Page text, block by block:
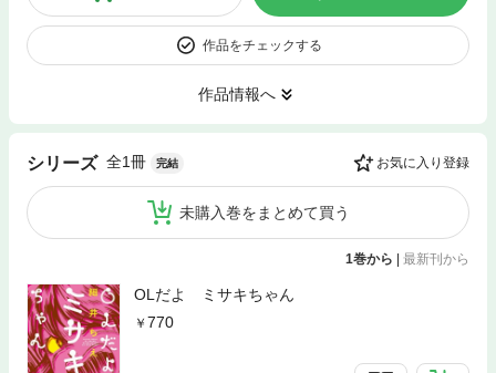
作品をチェックする
作品情報へ
シリーズ 全1冊 完結 お気に入り登録
未購入巻をまとめて買う
1巻から | 最新刊から
OLだよ ミサキちゃん
770